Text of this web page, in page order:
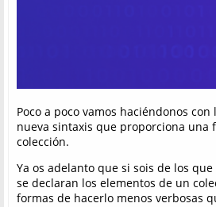
Poco a poco vamos haciéndonos
nueva sintaxis que proporciona una
colección.
Ya os adelanto que si sois de los
se declaran los elementos de un
formas de hacerlo menos verbosas